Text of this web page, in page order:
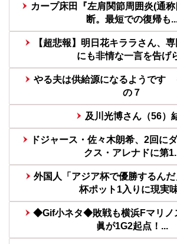
カープ床田『左肩関節周囲炎(通
断。最短での復帰も
【超悲報】明日花キララさん、
にも非情な一言を告げ
やる夫は供給源になるようで
の７
及川光博さん（56）
ドジャース・佐々木朗希、2回に
クス・アレナドに第
外国人「アジア杯で優勝するん
杯ポット1入りに現実
◆Gif小ネタ◆敗戦も横浜Fマリノ
眞が1G2起点！...